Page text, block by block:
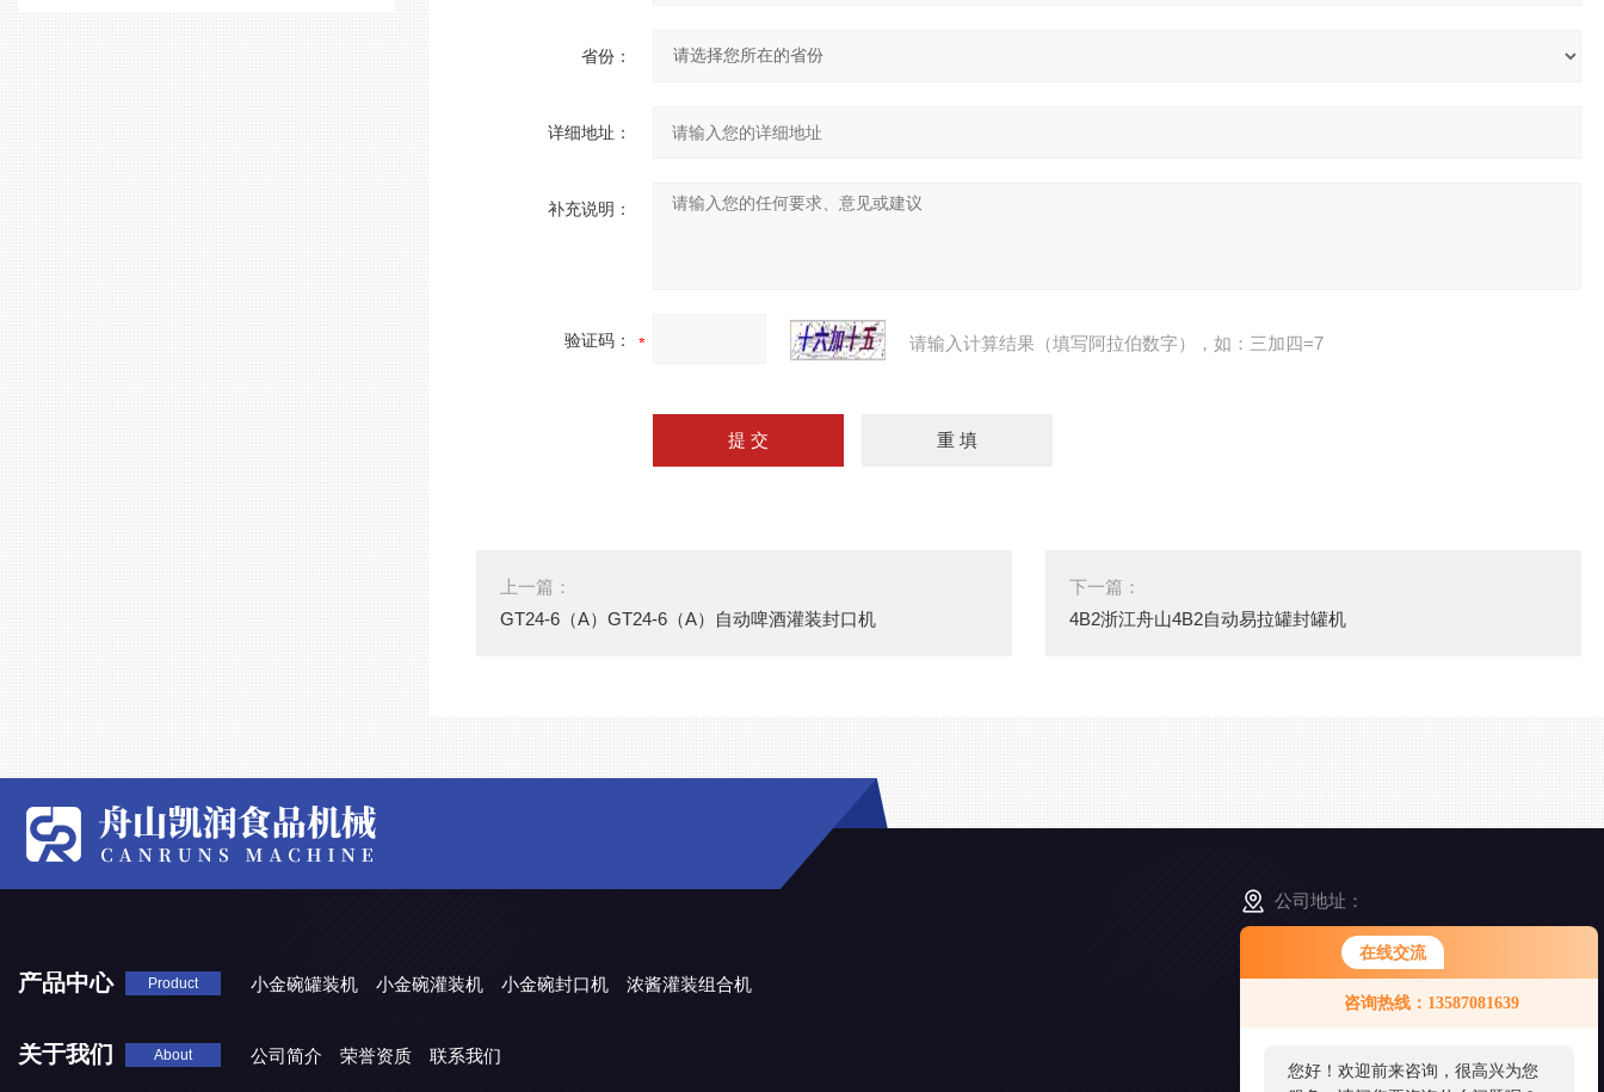
在线交流
咨询热线：13587081639
服务，请问您要咨询什么问题呢？
您好，看您停留很久了，是否找到
省份：
详细地址：
补充说明：
验证码： 请输入计算结果（填写阿拉伯数字），如：三加四=7
上一篇：
GT24-6（A）GT24-6（A）自动啤酒灌装封口机
下一篇：
4B2浙江舟山4B2自动易拉罐封罐机
产品中心 Product 小金碗罐装机 小金碗灌装机 小金碗封口机 浓酱灌装组合机
关于我们 About 公司简介 荣誉资质 联系我们
公司地址：
浙江省舟山市普陀区展茅街道晓晖路3号
添